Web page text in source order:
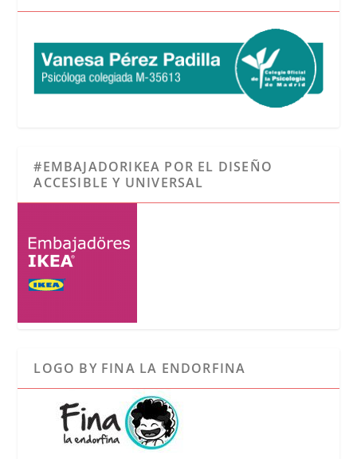
#EMBAJADORIKEA POR EL DISEÑO
ACCESIBLE Y UNIVERSAL
LOGO BY FINA LA ENDORFINA